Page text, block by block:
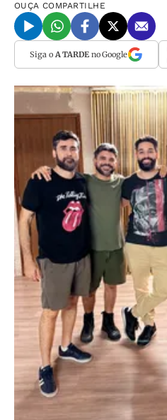
OUÇA COMPARTILHE
Siga o A TARDEno Google